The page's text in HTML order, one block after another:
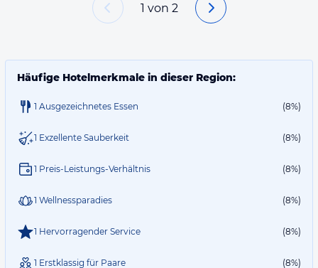
1 von 2
Häufige Hotelmerkmale in dieser Region:
1 Ausgezeichnetes Essen (8%)
1 Exzellente Sauberkeit (8%)
1 Preis-Leistungs-Verhältnis (8%)
1 Wellnessparadies (8%)
1 Hervorragender Service (8%)
1 Erstklassig für Paare (8%)